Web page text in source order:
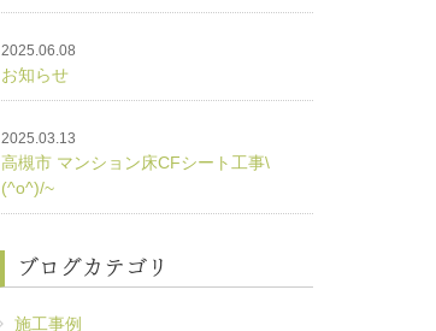
2025.06.08
お知らせ
2025.03.13
高槻市 マンション床CFシート工事\
(^o^)/~
ブログカテゴリ
施工事例